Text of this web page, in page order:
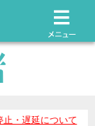
止・遅延について